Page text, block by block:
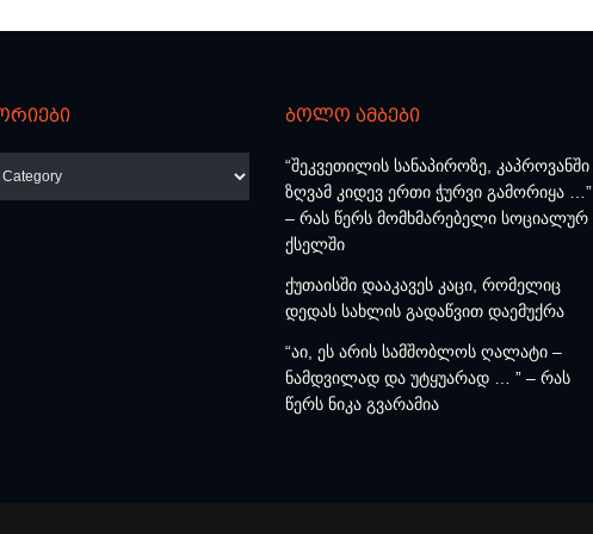
ბოლო ამბები
“შეკვეთილის სანაპიროზე, კაპროვანში
ზღვამ კიდევ ერთი ჭურვი გამორიყა …”
– რას წერს მომხმარებელი სოციალურ
ქსელში
ქუთაისში დააკავეს კაცი, რომელიც
დედას სახლის გადაწვით დაემუქრა
“აი, ეს არის სამშობლოს ღალატი –
ნამდვილად და უტყუარად … ” – რას
წერს ნიკა გვარამია